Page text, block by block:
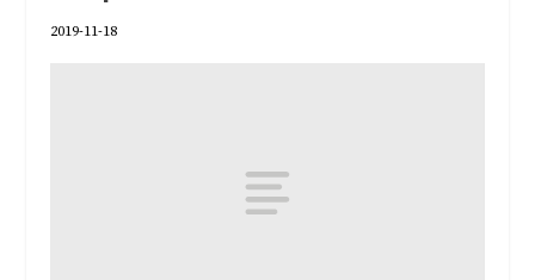
2019-11-18